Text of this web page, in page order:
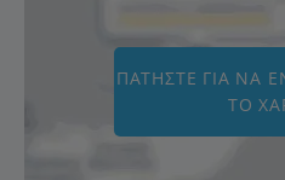
ΠΑΤΉΣΤΕ ΓΙΑ ΝΑ
ΤΟ